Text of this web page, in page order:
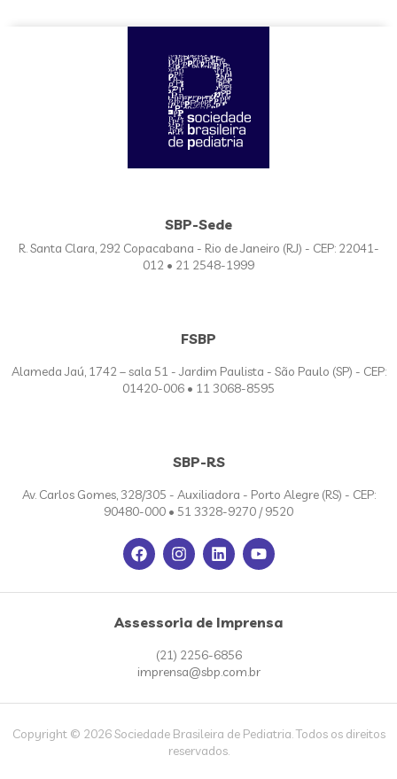
SBP-Sede
R. Santa Clara, 292 Copacabana - Rio de Janeiro (RJ) - CEP: 22041-
012 • 21 2548-1999
FSBP
Alameda Jaú, 1742 – sala 51 - Jardim Paulista - São Paulo (SP) - CEP:
01420-006 • 11 3068-8595
SBP-RS
Av. Carlos Gomes, 328/305 - Auxiliadora - Porto Alegre (RS) - CEP:
90480-000 • 51 3328-9270 / 9520
Assessoria de Imprensa
(21) 2256-6856
imprensa@sbp.com.br
Copyright © 2026 Sociedade Brasileira de Pediatria. Todos os direitos
reservados.